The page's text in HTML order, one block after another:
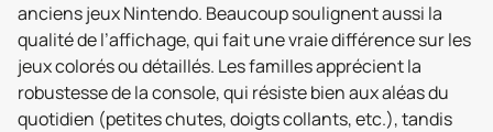
anciens jeux Nintendo. Beaucoup soulignent aussi la
qualité de l’affichage, qui fait une vraie différence sur les
jeux colorés ou détaillés. Les familles apprécient la
robustesse de la console, qui résiste bien aux aléas du
quotidien (petites chutes, doigts collants, etc.), tandis